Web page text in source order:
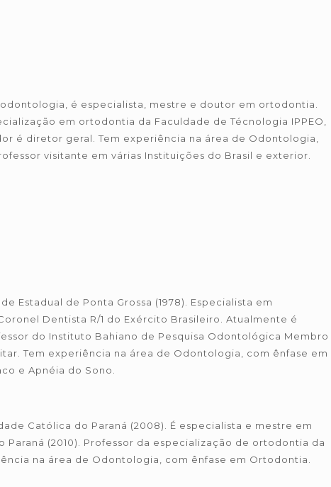
é especialista, mestre e doutor em ortodontia.
em ortodontia da Faculdade de Técnologia IPPEO,
é diretor geral. Tem experiência na área de Odontologia,
visitante em várias Instituições do Brasil e exterior.
Estadual de Ponta Grossa (1978). Especialista em
Dentista R/1 do Exército Brasileiro. Atualmente é
do Instituto Bahiano de Pesquisa Odontológica Membro
Tem experiência na área de Odontologia, com ênfase em
e Apnéia do Sono.
Católica do Paraná (2008). É especialista e mestre em
(2010). Professor da especialização de ortodontia da
na área de Odontologia, com ênfase em Ortodontia.